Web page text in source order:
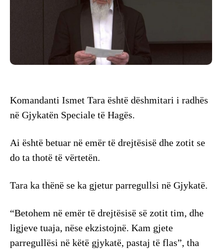
Komandanti Ismet Tara është dëshmitari i radhës
në Gjykatën Speciale të Hagës.
Ai është betuar në emër të drejtësisë dhe zotit se
do ta thotë të vërtetën.
Tara ka thënë se ka gjetur parregullsi në Gjykatë.
“Betohem në emër të drejtësisë së zotit tim, dhe
ligjeve tuaja, nëse ekzistojnë. Kam gjete
parregullësi në këtë gjykatë, pastaj të flas”, tha